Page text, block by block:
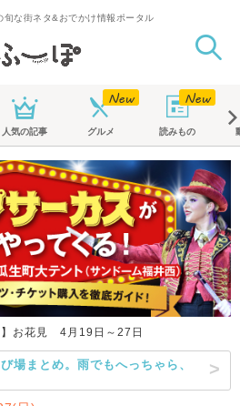
旬な街ネタ&おでかけ情報ポータル
人気の記事 グルメ 読みもの
】お花見 4月19日～27日
まとめ。雨でもへっちゃら、